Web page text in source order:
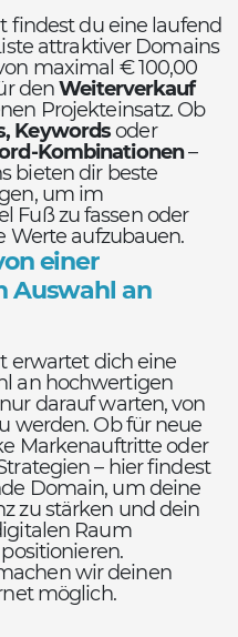
findest du eine laufend
attraktiver Domains
maximal € 100,00
denWeiterverkauf
Projekteinsatz. Ob
Keywordsoder
Kombinationen–
bieten dir beste
um im
Fuß zu fassen oder
Werte aufzubauen.
einer
Auswahl an
erwartet dich eine
an hochwertigen
darauf warten, von
werden. Ob für neue
Markenauftritte oder
– hier findest
Domain, um deine
zu stärken und dein
Raum
wir deinen
möglich.